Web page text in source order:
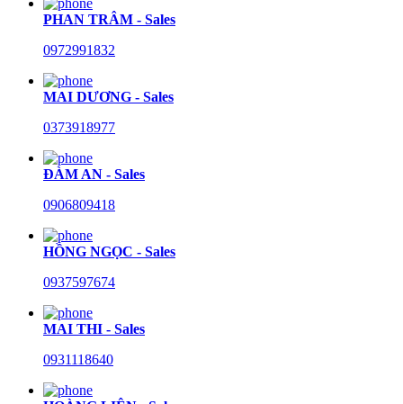
PHAN TRÂM - Sales
0972991832
MAI DƯƠNG - Sales
0373918977
ĐÀM AN - Sales
0906809418
HỒNG NGỌC - Sales
0937597674
MAI THI - Sales
0931118640